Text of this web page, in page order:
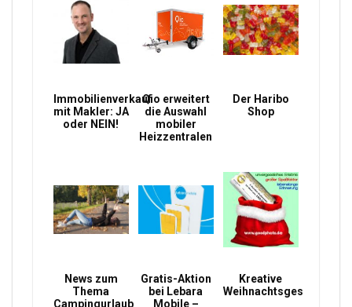
Immobilienverkauf
mit Makler: JA
oder NEIN!
Qio erweitert
die Auswahl
mobiler
Heizzentralen
Der Haribo
Shop
News zum
Thema
Campingurlaub
Gratis-Aktion
bei Lebara
Mobile –
Kreative
Weihnachtsgeschenke